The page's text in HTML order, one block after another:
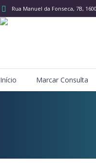
Rua Manuel da Fonseca, 7B,
Início Marcar Consulta